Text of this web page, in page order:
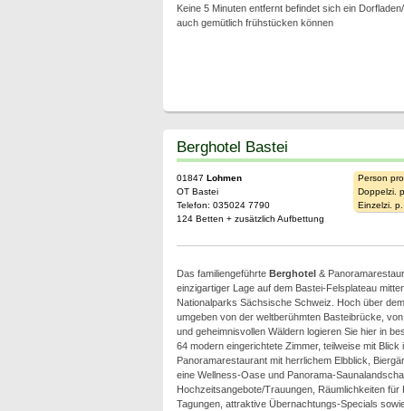
Keine 5 Minuten entfernt befindet sich ein
auch gemütlich frühstücken können
Berghotel Bastei
01847 Lohmen
OT Bastei
Telefon: 035024 7790
124 Betten + zusätzlich Aufbettung
Person
Doppelzi.
Einzelzi.
Das familiengeführte Berghotel&
einzigartiger Lage auf dem Bastei-Felsplateau
Nationalparks Sächsische Schweiz. Hoch über
umgeben von der weltberühmten Basteibrücke,
und geheimnisvollen Wäldern logieren Sie hier in
64 modern eingerichtete Zimmer, teilweise mit Blick
Panoramarestaurant mit herrlichem Elbblick,
eine Wellness-Oase und Panorama-
Hochzeitsangebote/Trauungen, Räumlichkeiten für
Tagungen, attraktive Übernachtungs-Specials